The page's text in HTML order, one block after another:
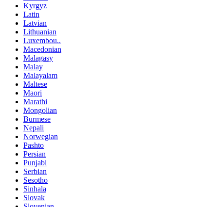
Kyrgyz
Latin
Latvian
Lithuanian
Luxembou..
Macedonian
Malagasy
Malay
Malayalam
Maltese
Maori
Marathi
Mongolian
Burmese
Nepali
Norwegian
Pashto
Persian
Punjabi
Serbian
Sesotho
Sinhala
Slovak